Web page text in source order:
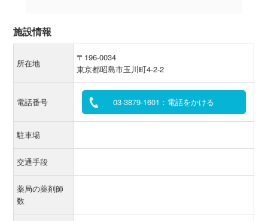
施設情報
所在地
〒196-0034
東京都昭島市玉川町4-2-2
電話番号 03-3879-1601：電話をかける
駐車場
交通手段
薬局の薬剤師
数